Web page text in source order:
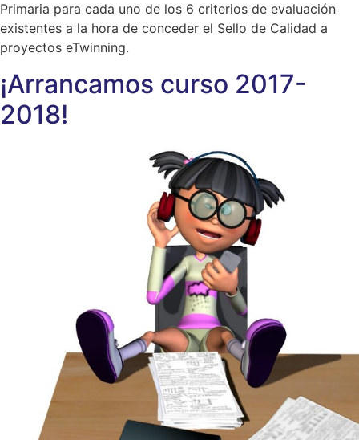
Primaria para cada uno de los 6 criterios de evaluación
existentes a la hora de conceder el Sello de Calidad a
proyectos eTwinning.
¡Arrancamos curso 2017-
2018!